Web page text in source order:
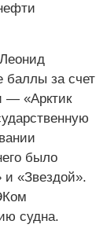
баллы за счет
— «Арктик
было
«Звездой».
судна.